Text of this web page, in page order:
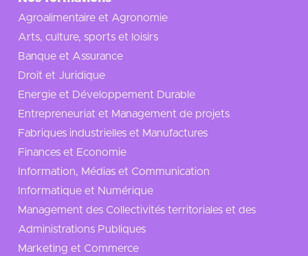
Agroalimentaire et Agronomie
Arts, culture, sports et loisirs
Banque et Assurance
Droit et Juridique
Energie et Développement Durable
Entrepreneuriat et Management de projets
Fabriques industrielles et Manufactures
Finances et Economie
Information, Médias et Communication
Informatique et Numérique
Management des Collectivités territoriales et des
Administrations Publiques
Marketing et Commerce